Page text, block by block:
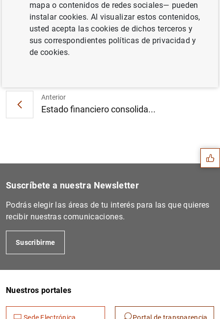
2011 (18KB)
Anterior
Estado financiero consolida...
Sugerencias
Suscríbete a nuestra Newsletter
Podrás elegir las áreas de tu interés para las que quieres
recibir nuestras comunicaciones.
Suscribirme
Nuestros portales
mapa o contenidos de redes sociales— pueden
instalar cookies. Al visualizar estos contenidos,
usted acepta las cookies de dichos terceros y
sus correspondientes políticas de privacidad y
de cookies.